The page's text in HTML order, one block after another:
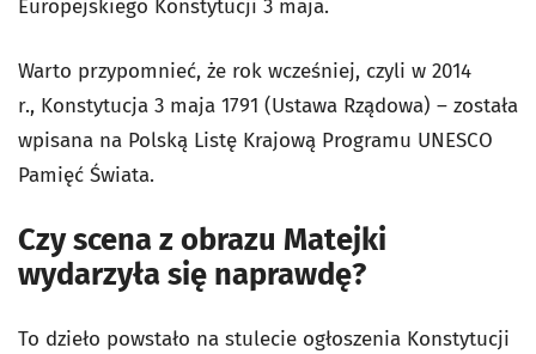
Europejskiego Konstytucji 3 maja.
Warto przypomnieć, że rok wcześniej, czyli w 2014
r., Konstytucja 3 maja 1791 (Ustawa Rządowa) – została
wpisana na Polską Listę Krajową Programu UNESCO
Pamięć Świata.
Czy scena z obrazu Matejki
wydarzyła się naprawdę?
To dzieło powstało na stulecie ogłoszenia Konstytucji